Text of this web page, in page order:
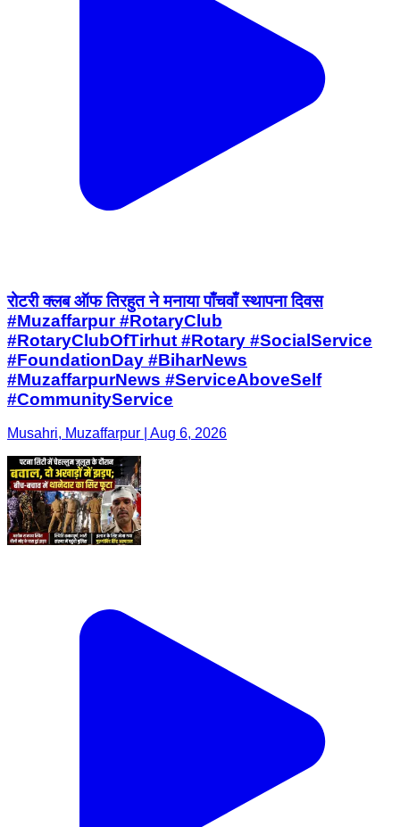
रोटरी क्लब ऑफ तिरहुत ने मनाया पाँचवाँ स्थापना दिवस
#Muzaffarpur #RotaryClub
#RotaryClubOfTirhut #Rotary #SocialService
#FoundationDay #BiharNews
#MuzaffarpurNews #ServiceAboveSelf
#CommunityService
Musahri, Muzaffarpur | Aug 6, 2026